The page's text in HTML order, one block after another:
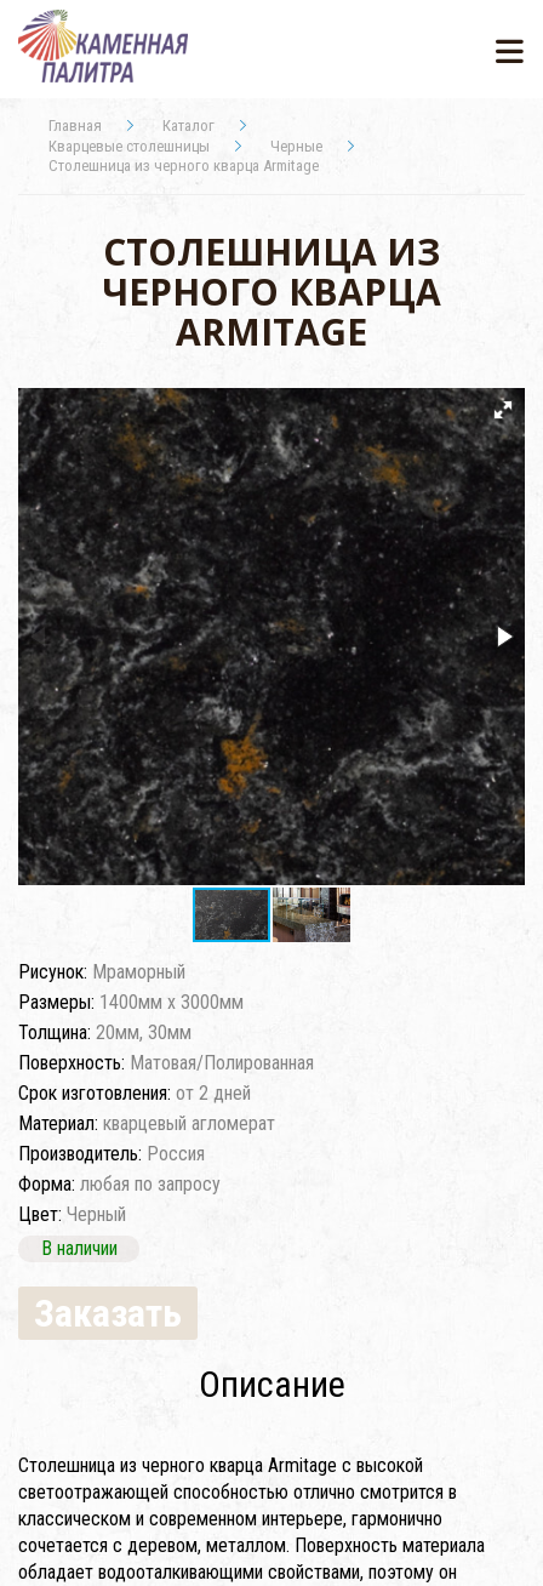
Главная
Каталог
Кварцевые столешницы
Черные
Столешница из черного кварца Armitage
СТОЛЕШНИЦА ИЗ
ЧЕРНОГО КВАРЦА
ARMITAGE
Рисунок: Мраморный
Размеры: 1400мм x 3000мм
Толщина: 20мм, 30мм
Поверхность: Матовая/Полированная
Срок изготовления: от 2 дней
Материал: кварцевый агломерат
Производитель: Россия
Форма: любая по запросу
Цвет: Черный
В наличии
Заказать
Описание
Столешница из черного кварца Armitage с высокой
светоотражающей способностью отлично смотрится в
классическом и современном интерьере, гармонично
сочетается с деревом, металлом. Поверхность материала
обладает водооталкивающими свойствами, поэтому он